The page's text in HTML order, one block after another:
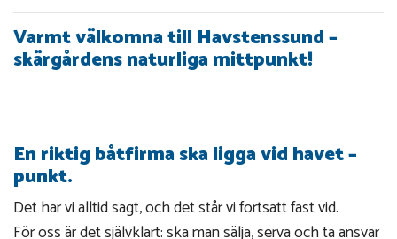
Varmt välkomna till Havstenssund –
skärgårdens naturliga mittpunkt!
En riktig båtfirma ska ligga vid havet –
punkt.
Det har vi alltid sagt, och det står vi fortsatt fast vid.
För oss är det självklart: ska man sälja, serva och ta ansvar